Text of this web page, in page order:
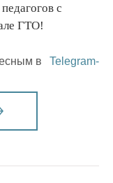
с
ГТО!
в
Telegram-